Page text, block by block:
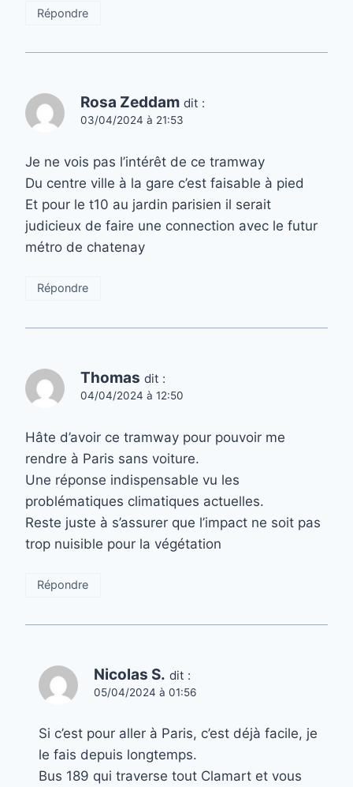
Répondre
Rosa Zeddam dit :
03/04/2024 à 21:53
Je ne vois pas l’intérêt de ce tramway
Du centre ville à la gare c’est faisable à pied
Et pour le t10 au jardin parisien il serait
judicieux de faire une connection avec le futur
métro de chatenay
Répondre
Thomas dit :
04/04/2024 à 12:50
Hâte d’avoir ce tramway pour pouvoir me
rendre à Paris sans voiture.
Une réponse indispensable vu les
problématiques climatiques actuelles.
Reste juste à s’assurer que l’impact ne soit pas
trop nuisible pour la végétation
Répondre
Nicolas S. dit :
05/04/2024 à 01:56
Si c’est pour aller à Paris, c’est déjà facile, je
le fais depuis longtemps.
Bus 189 qui traverse tout Clamart et vous